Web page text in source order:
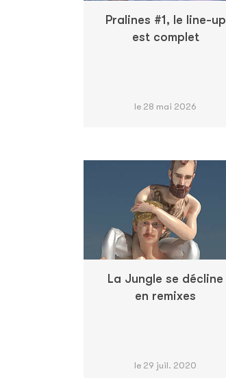
Pralines #1, le line-up
est complet
le 28 mai 2026
La Jungle se décline
en remixes
le 29 juil. 2020